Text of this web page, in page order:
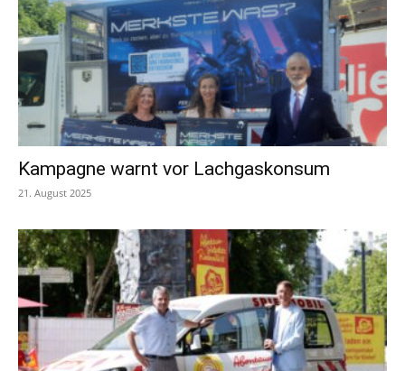
Kampagne warnt vor Lachgaskonsum
21. August 2025